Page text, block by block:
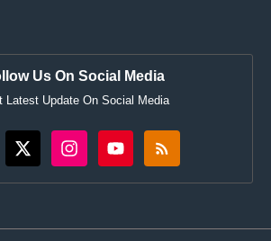
Us On Social Media
Latest Update On Social Media